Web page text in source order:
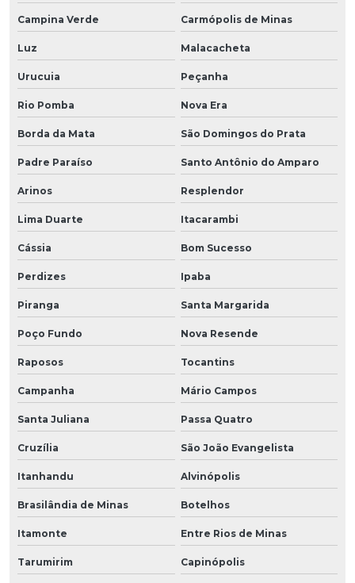
Campina Verde Carmópolis de Minas
Luz Malacacheta
Urucuia Peçanha
Rio Pomba Nova Era
Borda da Mata São Domingos do Prata
Padre Paraíso Santo Antônio do Amparo
Arinos Resplendor
Lima Duarte Itacarambi
Cássia Bom Sucesso
Perdizes Ipaba
Piranga Santa Margarida
Poço Fundo Nova Resende
Raposos Tocantins
Campanha Mário Campos
Santa Juliana Passa Quatro
Cruzília São João Evangelista
Itanhandu Alvinópolis
Brasilândia de Minas Botelhos
Itamonte Entre Rios de Minas
Tarumirim Capinópolis